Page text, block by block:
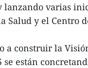
lanzando varias
Salud y el Centro
a construir la
se están